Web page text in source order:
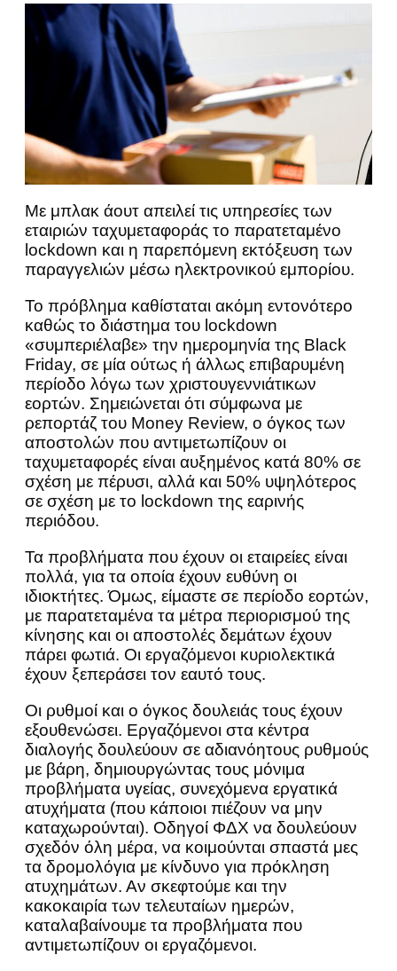
Με μπλακ άουτ απειλεί τις υπηρεσίες των
εταιριών ταχυμεταφοράς το παρατεταμένο
lockdown και η παρεπόμενη εκτόξευση των
παραγγελιών μέσω ηλεκτρονικού εμπορίου.
To πρόβλημα καθίσταται ακόμη εντονότερο
καθώς το διάστημα του lockdown
«συμπεριέλαβε» την ημερομηνία της Black
Friday, σε μία ούτως ή άλλως επιβαρυμένη
περίοδο λόγω των χριστουγεννιάτικων
εορτών. Σημειώνεται ότι σύμφωνα με
ρεπορτάζ του Money Review, o όγκος των
αποστολών που αντιμετωπίζουν οι
ταχυμεταφορές είναι αυξημένος κατά 80% σε
σχέση με πέρυσι, αλλά και 50% υψηλότερος
σε σχέση με το lockdown της εαρινής
περιόδου.
Τα προβλήματα που έχουν οι εταιρείες είναι
πολλά, για τα οποία έχουν ευθύνη οι
ιδιοκτήτες. Όμως, είμαστε σε περίοδο εορτών,
με παρατεταμένα τα μέτρα περιορισμού της
κίνησης και οι αποστολές δεμάτων έχουν
πάρει φωτιά. Οι εργαζόμενοι κυριολεκτικά
έχουν ξεπεράσει τον εαυτό τους.
Οι ρυθμοί και ο όγκος δουλειάς τους έχουν
εξουθενώσει. Εργαζόμενοι στα κέντρα
διαλογής δουλεύουν σε αδιανόητους ρυθμούς
με βάρη, δημιουργώντας τους μόνιμα
προβλήματα υγείας, συνεχόμενα εργατικά
ατυχήματα (που κάποιοι πιέζουν να μην
καταχωρούνται). Οδηγοί ΦΔΧ να δουλεύουν
σχεδόν όλη μέρα, να κοιμούνται σπαστά μες
τα δρομολόγια με κίνδυνο για πρόκληση
ατυχημάτων. Αν σκεφτούμε και την
κακοκαιρία των τελευταίων ημερών,
καταλαβαίνουμε τα προβλήματα που
αντιμετωπίζουν οι εργαζόμενοι.